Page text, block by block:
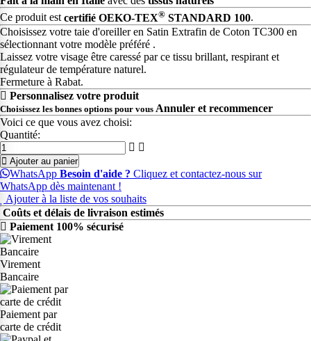
Ce produit estcertifié OEKO-TEX® STANDARD 100.
Choisissez votre taie d'oreiller en Satin Extrafin de Coton TC300 en
sélectionnant votre modèle préféré .
Laissez votre visage être caressé par ce tissu brillant, respirant et
régulateur de température naturel.
Fermeture à Rabat.
Personnalisez votre produit
Choisissez les bonnes options pour vous Annuler et recommencer
Voici ce que vous avez choisi:
Quantité:
Ajouter au panier
WhatsApp Besoin d'aide ? Cliquez et contactez-nous sur
WhatsApp dès maintenant !
Ajouter à la liste de vos souhaits
Coûts et délais de livraison estimés
Paiement 100% sécurisé
Virement
Bancaire
Paiement par
carte de crédit